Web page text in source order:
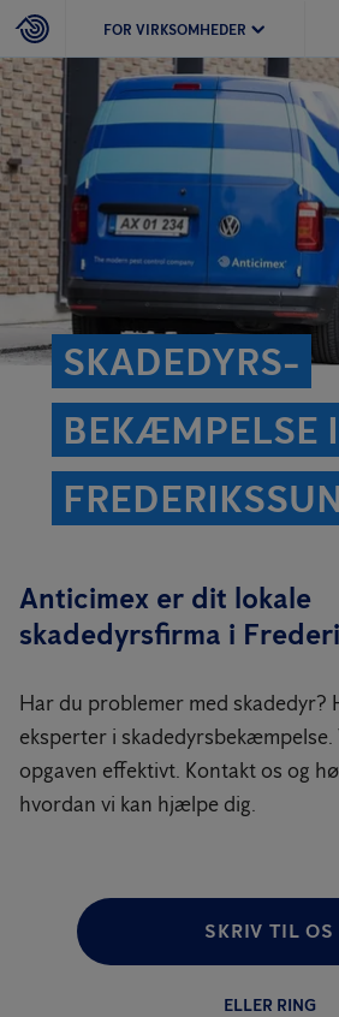
FOR VIRKSOMHEDER
SKADEDYRS­
BEKÆMPELSE I
Anticimex er dit lokale
skadedyrsfirma i
Har du problemer med skadedyr?
eksperter i
opgaven effektivt. Kontakt os og
hvordan vi kan hjælpe dig.
SKRIV TIL OS
ELLER RING